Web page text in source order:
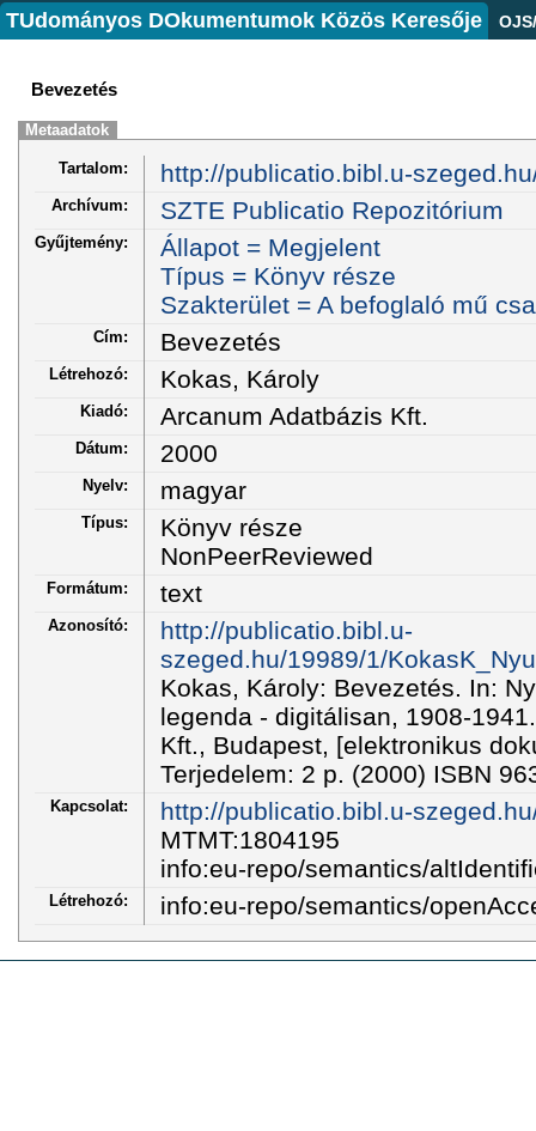
TUdományos DOkumentumok Közös Keresője
Bevezetés
Metaadatok
Tartalom: http://publicatio.bibl.u-
Archívum: SZTE Publicatio Repozitórium
Gyűjtemény:
Állapot = Megjelent
Típus = Könyv része
Szakterület = A befoglaló mű
Cím: Bevezetés
Létrehozó: Kokas, Károly
Kiadó: Arcanum Adatbázis Kft.
Dátum: 2000
Nyelv: magyar
Típus:
Könyv része
NonPeerReviewed
Formátum: text
Azonosító:
http://publicatio.bibl.u-
szeged.hu/19989/1/
Kokas, Károly: Bevezetés. In:
legenda - digitálisan, 1908-
Kft., Budapest, [ elektronikus
Terjedelem: 2 p. (2000) ISBN
Kapcsolat:
http://publicatio.bibl.u-
MTMT:1804195
info:eu-repo/semantics/
Létrehozó: info:eu-repo/semantics/